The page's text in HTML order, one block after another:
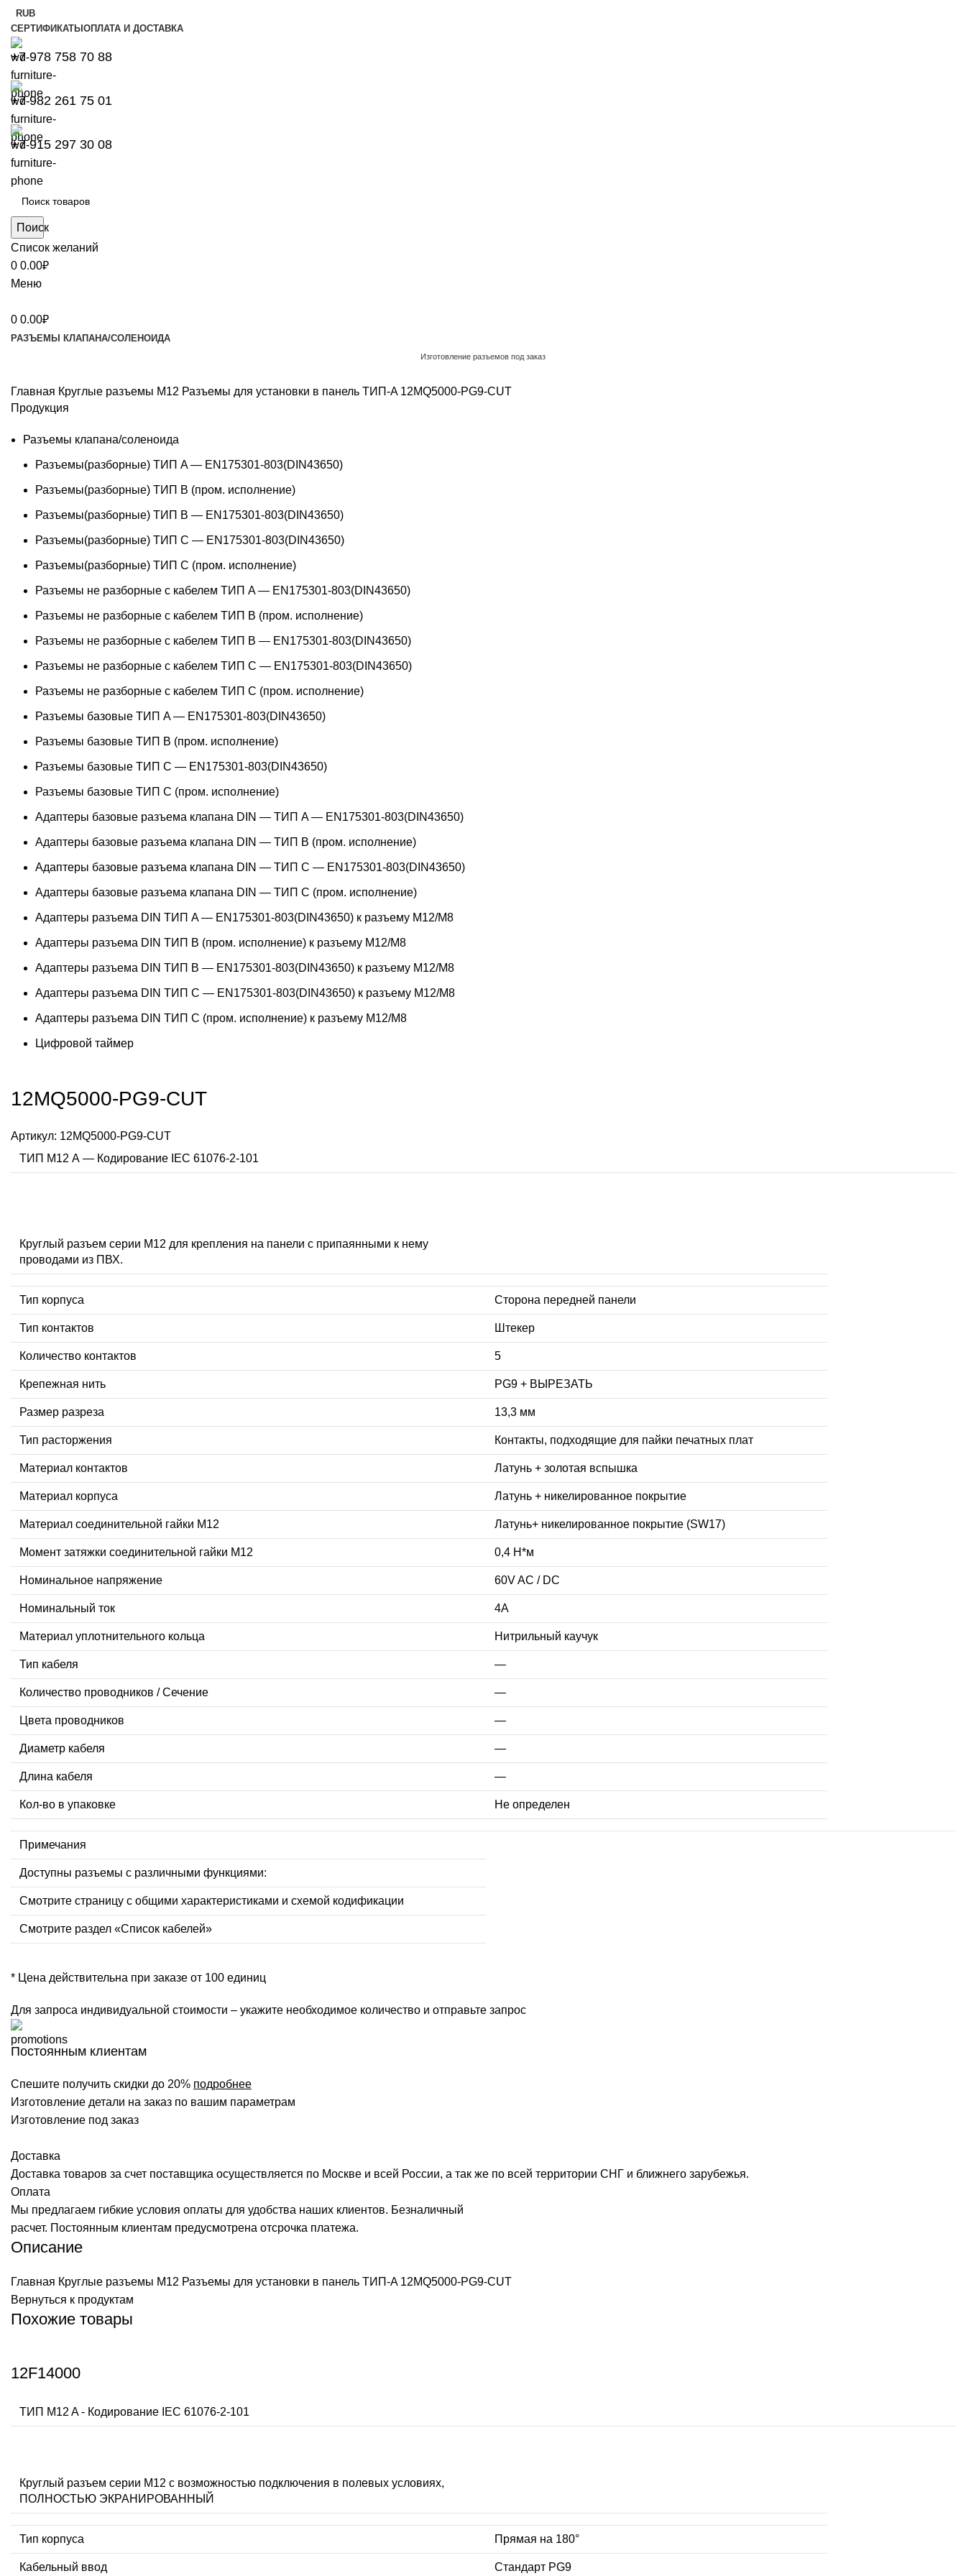
RUB
СЕРТИФИКАТЫОПЛАТА И ДОСТАВКА
+7 978 758 70 88
+7 982 261 75 01
+7 915 297 30 08
Поиск
Список желаний
0 0.00₽
Меню
0 0.00₽
РАЗЪЕМЫ КЛАПАНА/СОЛЕНОИДА
Изготовление разъемов под заказ
Главная Круглые разъемы M12 Разъемы для установки в панель ТИП-A 12MQ5000-PG9-CUT
Продукция
Разъемы клапана/соленоида
Разъемы(разборные) ТИП A — EN175301-803(DIN43650)
Разъемы(разборные) ТИП В (пром. исполнение)
Разъемы(разборные) ТИП B — EN175301-803(DIN43650)
Разъемы(разборные) ТИП C — EN175301-803(DIN43650)
Разъемы(разборные) ТИП С (пром. исполнение)
Разъемы не разборные с кабелем ТИП A — EN175301-803(DIN43650)
Разъемы не разборные с кабелем ТИП B (пром. исполнение)
Разъемы не разборные с кабелем ТИП B — EN175301-803(DIN43650)
Разъемы не разборные с кабелем ТИП C — EN175301-803(DIN43650)
Разъемы не разборные с кабелем ТИП C (пром. исполнение)
Разъемы базовые ТИП A — EN175301-803(DIN43650)
Разъемы базовые ТИП В (пром. исполнение)
Разъемы базовые ТИП C — EN175301-803(DIN43650)
Разъемы базовые ТИП C (пром. исполнение)
Адаптеры базовые разъема клапана DIN — ТИП A — EN175301-803(DIN43650)
Адаптеры базовые разъема клапана DIN — ТИП B (пром. исполнение)
Адаптеры базовые разъема клапана DIN — ТИП C — EN175301-803(DIN43650)
Адаптеры базовые разъема клапана DIN — ТИП C (пром. исполнение)
Адаптеры разъема DIN ТИП A — EN175301-803(DIN43650) к разъему M12/M8
Адаптеры разъема DIN ТИП B (пром. исполнение) к разъему M12/M8
Адаптеры разъема DIN ТИП B — EN175301-803(DIN43650) к разъему M12/M8
Адаптеры разъема DIN ТИП C — EN175301-803(DIN43650) к разъему M12/M8
Адаптеры разъема DIN ТИП C (пром. исполнение) к разъему M12/M8
Цифровой таймер
12MQ5000-PG9-CUT
Артикул: 12MQ5000-PG9-CUT
ТИП M12 А — Кодирование IEC 61076-2-101
Круглый разъем серии M12 для крепления на панели с припаянными к нему
проводами из ПВХ.
Тип корпуса Сторона передней панели
Тип контактов Штекер
Количество контактов 5
Крепежная нить PG9 + ВЫРЕЗАТЬ
Размер разреза 13,3 мм
Тип расторжения Контакты, подходящие для пайки печатных плат
Материал контактов Латунь + золотая вспышка
Материал корпуса Латунь + никелированное покрытие
Материал соединительной гайки M12 Латунь+ никелированное покрытие (SW17)
Момент затяжки соединительной гайки M12 0,4 Н*м
Номинальное напряжение 60V AC / DC
Номинальный ток 4A
Материал уплотнительного кольца Нитрильный каучук
Тип кабеля —
Количество проводников / Сечение —
Цвета проводников —
Диаметр кабеля —
Длина кабеля —
Кол-во в упаковке Не определен
Примечания
Доступны разъемы с различными функциями:
Смотрите страницу с общими характеристиками и схемой кодификации
Смотрите раздел «Список кабелей»
* Цена действительна при заказе от 100 единиц
Для запроса индивидуальной стоимости – укажите необходимое количество и отправьте запрос
Постоянным клиентам
Спешите получить скидки до 20% подробнее
Изготовление детали на заказ по вашим параметрам
Изготовление под заказ
Доставка
Доставка товаров за счет поставщика осуществляется по Москве и всей России, а так же по всей территории СНГ и ближнего зарубежья.
Оплата
Мы предлагаем гибкие условия оплаты для удобства наших клиентов. Безналичный
расчет. Постоянным клиентам предусмотрена отсрочка платежа.
Описание
Главная Круглые разъемы M12 Разъемы для установки в панель ТИП-A 12MQ5000-PG9-CUT
Вернуться к продуктам
Похожие товары
12F14000
ТИП M12 A - Кодирование IEC 61076-2-101
Круглый разъем серии M12 с возможностью подключения в полевых условиях,
ПОЛНОСТЬЮ ЭКРАНИРОВАННЫЙ
Тип корпуса Прямая на 180°
Кабельный ввод Стандарт PG9